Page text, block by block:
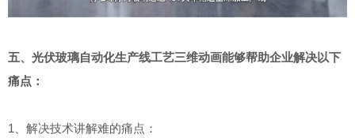
五、光伏玻璃自动化生产线工艺三维动画能够帮助企业解决以下
痛点：
1、解决技术讲解难的痛点：